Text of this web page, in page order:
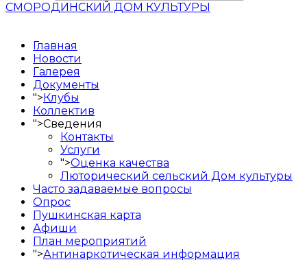
СМОРОДИНСКИЙ ДОМ КУЛЬТУРЫ
Главная
Новости
Галерея
Документы
">Клубы
Коллектив
">Сведения
Контакты
Услуги
">Оценка качества
Люторический сельский Дом культуры
Часто задаваемые вопросы
Опрос
Пушкинская карта
Афиши
План мероприятий
">Антинаркотическая информация